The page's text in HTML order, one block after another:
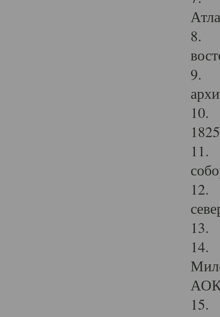
8.
9.
10.
11.
12.
13.
14.
15.